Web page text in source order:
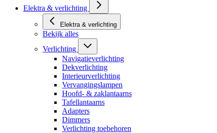
Elektra & verlichting
Elektra & verlichting
Bekijk alles
Verlichting
Navigatieverlichting
Dekverlichting
Interieurverlichting
Vervangingslampen
Hoofd- & zaklantaarns
Tafellantaarns
Adapters
Dimmers
Verlichting toebehoren